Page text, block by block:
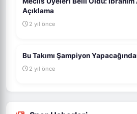
Açıklama
2 yıl önce
Bu Takımı Şampiyon
2 yıl önce